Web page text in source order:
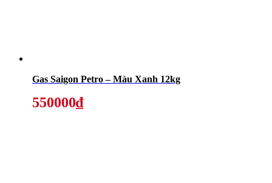
Gas Saigon Petro – Màu Xanh 12kg
550000₫